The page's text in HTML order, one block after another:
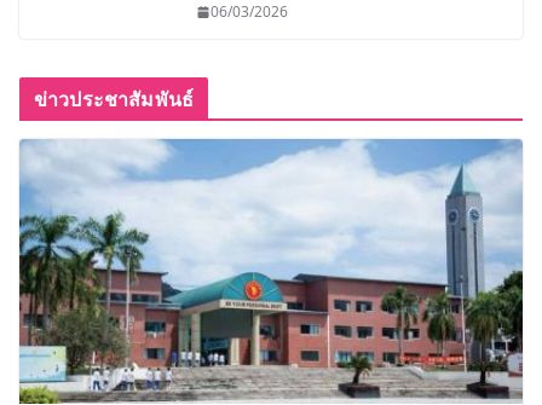
06/03/2026
ข่าวประชาสัมพันธ์